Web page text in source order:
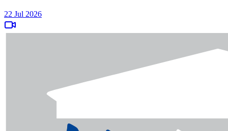
22 Jul 2026